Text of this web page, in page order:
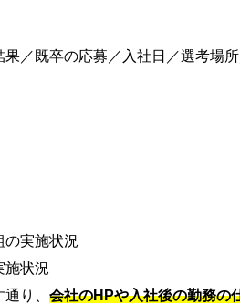
／既卒の応募／入社日／選考場
の実施状況
施状況
り、 会社のHPや入社後の勤務の